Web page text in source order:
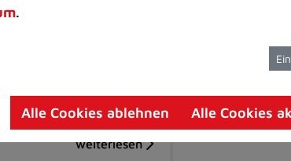
ganze Familie
Besucher
voller
.
Alle Cookies ablehnen Alle Cookies